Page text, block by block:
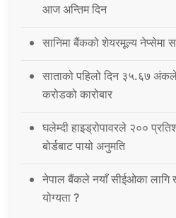
आज अन्तिम दिन
सानिमा बैंकको शेयरमूल्य नेप्सेमा
साताको पहिलो दिन ३५.६७
करोडको कारोबार
घलेम्दी हाइड्रोपावरले २००
बोर्डबाट पायो अनुमति
नेपाल बैंकले नयाँ सीईओका
योग्यता ?